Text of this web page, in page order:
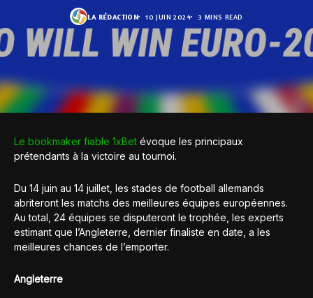
LA RÉDACTION 10 JUIN 2024 3 MINS READ
Le bookmaker fiable 1xBet évoque les principaux
prétendants à la victoire au tournoi.
Du 14 juin au 14 juillet, les stades de football allemands
abriteront les matchs des meilleures équipes européennes.
Au total, 24 équipes se disputeront le trophée, les experts
estimant que l’Angleterre, dernier finaliste en date, a les
meilleures chances de l’emporter.
Angleterre